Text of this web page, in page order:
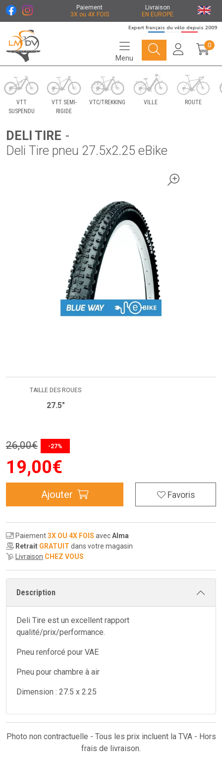
Paiement
3X ou 4X FOIS
Livraison
EN EUROPE
Le Marché du Vélo Votre distributeurs de vélo
Expert français du vélo depuis 2009
Menu
0
VTT
SUSPENDU
VTT SEMI-
RIGIDE
VTC/TREKKING VILLE ROUTE
DELI TIRE -
Deli Tire pneu 27.5x2.25 eBike
TAILLE DES ROUES
27.5"
26,00€ -27%
19,00€
Ajouter Favoris
Paiement3X OU 4X FOIS avecAlma
Retrait GRATUIT dans votre magasin
Livraison CHEZ VOUS
Description
Deli Tire est un excellent rapport
qualité/prix/performance.
Pneu renforcé pour VAE
Pneu pour chambre à air
Dimension : 27.5 x 2.25
Photo non contractuelle - Tous les prix incluent la TVA - Hors
frais de livraison.